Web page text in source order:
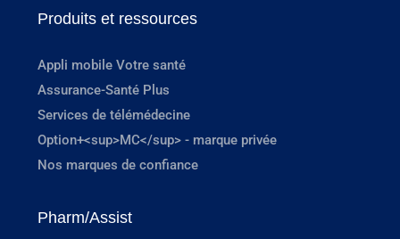
Produits et ressources
Appli mobile Votre santé
Assurance-Santé Plus
Services de télémédecine
Option+<sup>MC</sup> - marque privée
Nos marques de confiance
Pharm/Assist